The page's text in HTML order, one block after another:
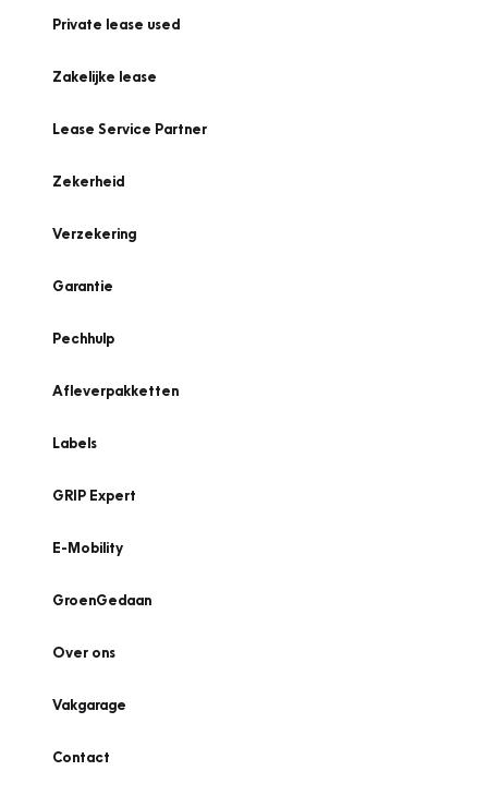
Private lease used
Zakelijke lease
Lease Service Partner
Zekerheid
Verzekering
Garantie
Pechhulp
Afleverpakketten
Labels
GRIP Expert
E-Mobility
GroenGedaan
Over ons
Vakgarage
Contact